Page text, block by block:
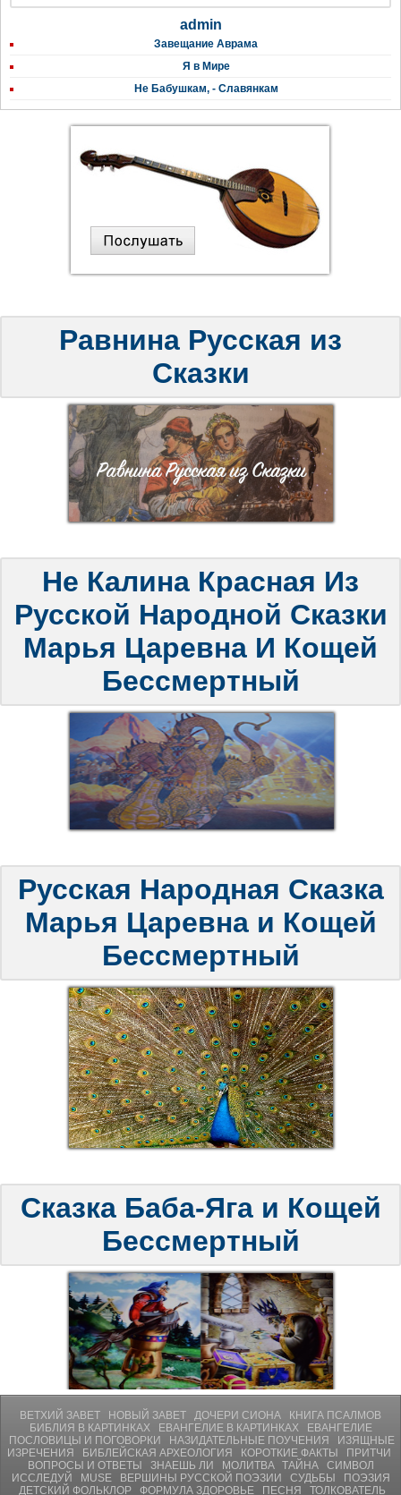
admin
Завещание Аврама
Я в Мире
Не Бабушкам, - Славянкам
Равнина Русская из
Сказки
Не Калина Красная Из
Русской Народной Сказки
Марья Царевна И Кощей
Бессмертный
Русская Народная Сказка
Марья Царевна и Кощей
Бессмертный
Сказка Баба-Яга и Кощей
Бессмертный
ВЕТХИЙ ЗАВЕТ НОВЫЙ ЗАВЕТ ДОЧЕРИ СИОНА
КНИГА ПСАЛМОВ
БИБЛИЯ В КАРТИНКАХ
ЕВАНГЕЛИЕ В КАРТИНКАХ
ЕВАНГЕЛИЕ
ПОСЛОВИЦЫ И ПОГОВОРКИ
НАЗИДАТЕЛЬНЫЕ ПОУЧЕНИЯ
ИЗЯЩНЫЕ
ИЗРЕЧЕНИЯ
БИБЛЕЙСКАЯ АРХЕОЛОГИЯ КОРОТКИЕ ФАКТЫ
ПРИТЧИ
ВОПРОСЫ И ОТВЕТЫ
ЗНАЕШЬ ЛИ МОЛИТВA ТАЙНА
СИМВОЛ
ИССЛЕДУЙ
MUSE ВЕРШИНЫ РУССКОЙ ПОЭЗИИ СУДЬБЫ
ПОЭЗИЯ
ДЕТСКИЙ ФОЛЬКЛОР
ФОРМУЛА ЗДОРОВЬЕ ПЕСНЯ ТОЛКОВАТЕЛЬ